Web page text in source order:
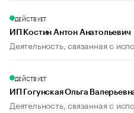
ДЕЙСТВУЕТ
ИП Костин Антон Анатольевич
Деятельность, связанная с
ДЕЙСТВУЕТ
ИП Гогунская Ольга
Деятельность, связанная с